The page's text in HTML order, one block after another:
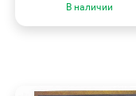
В наличии